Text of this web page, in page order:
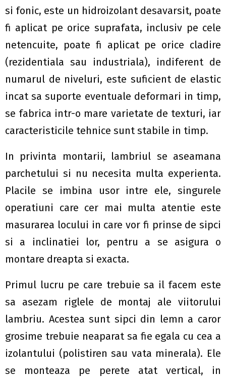
si fonic, este un hidroizolant desavarsit, poate
fi aplicat pe orice suprafata, inclusiv pe cele
netencuite, poate fi aplicat pe orice cladire
(rezidentiala sau industriala), indiferent de
numarul de niveluri, este suficient de elastic
incat sa suporte eventuale deformari in timp,
se fabrica intr-o mare varietate de texturi, iar
caracteristicile tehnice sunt stabile in timp.
In privinta montarii, lambriul se aseamana
parchetului si nu necesita multa experienta.
Placile se imbina usor intre ele, singurele
operatiuni care cer mai multa atentie este
masurarea locului in care vor fi prinse de sipci
si a inclinatiei lor, pentru a se asigura o
montare dreapta si exacta.
Primul lucru pe care trebuie sa il facem este
sa asezam riglele de montaj ale viitorului
lambriu. Acestea sunt sipci din lemn a caror
grosime trebuie neaparat sa fie egala cu cea a
izolantului (polistiren sau vata minerala). Ele
se monteaza pe perete atat vertical, in